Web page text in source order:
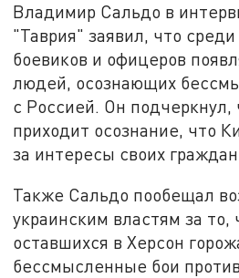
Владимир Сальдо в
"Таврия" заявил, что среди
боевиков и офицеров
людей, осознающих
с Россией. Он подчеркнул,
приходит осознание, что
за интересы своих граждан
Также Сальдо пообещал
украинским властям за то,
оставшихся в Херсон
бессмысленные бои